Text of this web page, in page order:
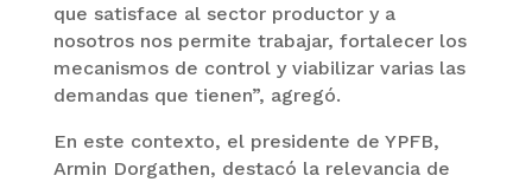
que satisface al sector productor y a
nosotros nos permite trabajar, fortalecer los
mecanismos de control y viabilizar varias las
demandas que tienen”, agregó.
En este contexto, el presidente de YPFB,
Armin Dorgathen, destacó la relevancia de